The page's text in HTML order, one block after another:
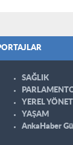
SAĞLIK
YEREL
YAŞAM
AnkaHaber